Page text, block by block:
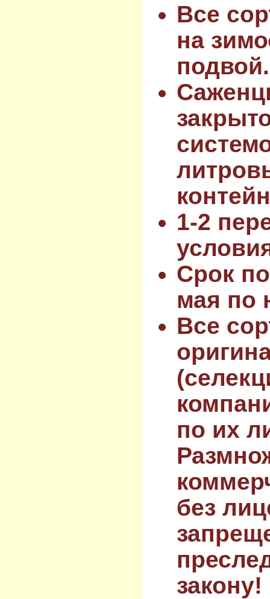
Все
на
подвой.
1-2
Срок
мая по
Все
по их
без
закону!